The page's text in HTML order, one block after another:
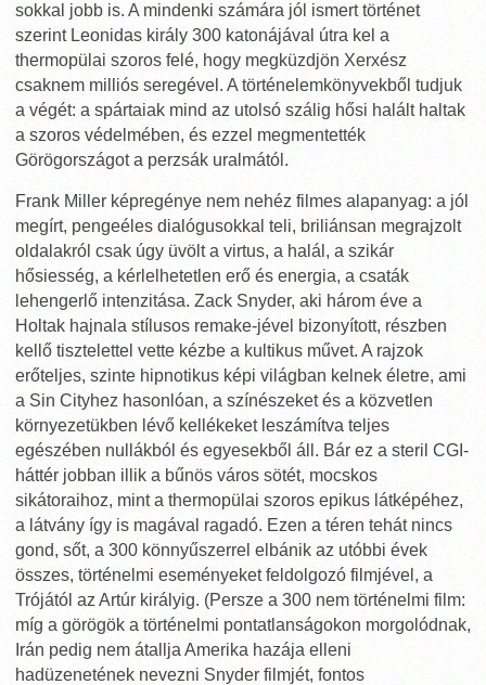
sokkal jobb is. A mindenki számára jól ismert történet
szerint Leonidas király 300 katonájával útra kel a
thermopülai szoros felé, hogy megküzdjön Xerxész
csaknem milliós seregével. A történelemkönyvekből tudjuk
a végét: a spártaiak mind az utolsó szálig hősi halált haltak
a szoros védelmében, és ezzel megmentették
Görögországot a perzsák uralmától.
Frank Miller képregénye nem nehéz filmes alapanyag: a jól
megírt, pengeéles dialógusokkal teli, briliánsan megrajzolt
oldalakról csak úgy üvölt a virtus, a halál, a szikár
hősiesség, a kérlelhetetlen erő és energia, a csaták
lehengerlő intenzitása. Zack Snyder, aki három éve a
Holtak hajnala stílusos remake-jével bizonyított, részben
kellő tisztelettel vette kézbe a kultikus művet. A rajzok
erőteljes, szinte hipnotikus képi világban kelnek életre, ami
a Sin Cityhez hasonlóan, a színészeket és a közvetlen
környezetükben lévő kellékeket leszámítva teljes
egészében nullákból és egyesekből áll. Bár ez a steril CGI-
háttér jobban illik a bűnös város sötét, mocskos
sikátoraihoz, mint a thermopülai szoros epikus látképéhez,
a látvány így is magával ragadó. Ezen a téren tehát nincs
gond, sőt, a 300 könnyűszerrel elbánik az utóbbi évek
összes, történelmi eseményeket feldolgozó filmjével, a
Trójától az Artúr királyig. (Persze a 300 nem történelmi film:
míg a görögök a történelmi pontatlanságokon morgolódnak,
Irán pedig nem átallja Amerika hazája elleni
hadüzenetének nevezni Snyder filmjét, fontos